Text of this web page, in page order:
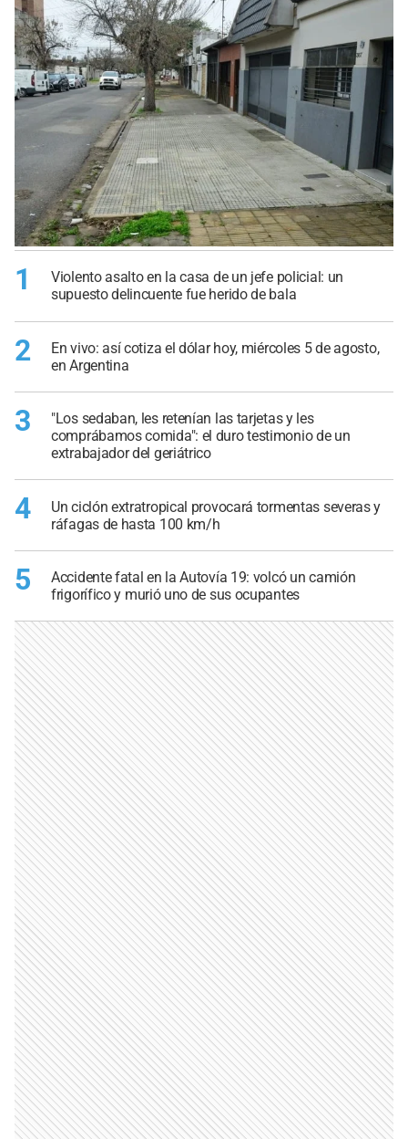
1
Violento asalto en la casa de un jefe policial: un
supuesto delincuente fue herido de bala
2
En vivo: así cotiza el dólar hoy, miércoles 5 de agosto,
en Argentina
3
"Los sedaban, les retenían las tarjetas y les
comprábamos comida": el duro testimonio de un
extrabajador del geriátrico
4
Un ciclón extratropical provocará tormentas severas y
ráfagas de hasta 100 km/h
5
Accidente fatal en la Autovía 19: volcó un camión
frigorífico y murió uno de sus ocupantes